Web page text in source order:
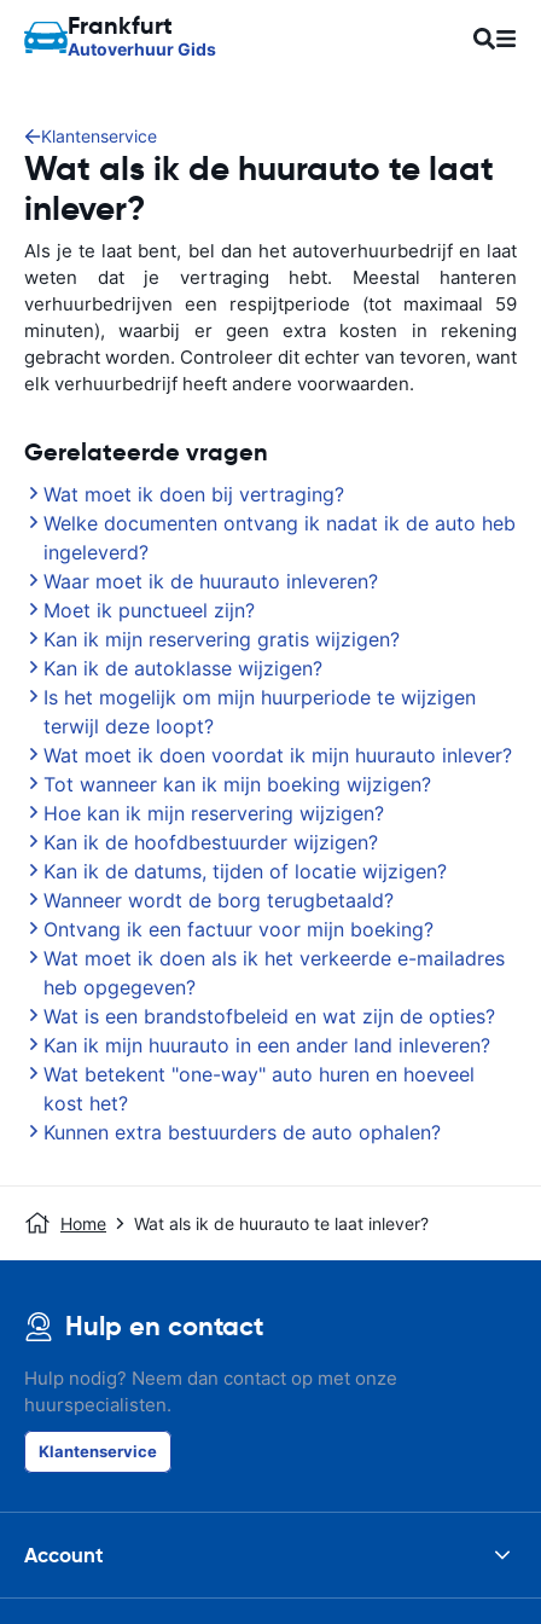
Frankfurt
Autoverhuur Gids
Klantenservice
Wat als ik de huurauto te laat
inlever?
Als je te laat bent, bel dan het autoverhuurbedrijf en laat
weten dat je vertraging hebt. Meestal hanteren
verhuurbedrijven een respijtperiode (tot maximaal 59
minuten), waarbij er geen extra kosten in rekening
gebracht worden. Controleer dit echter van tevoren, want
elk verhuurbedrijf heeft andere voorwaarden.
Gerelateerde vragen
Wat moet ik doen bij vertraging?
Welke documenten ontvang ik nadat ik de auto heb
ingeleverd?
Waar moet ik de huurauto inleveren?
Moet ik punctueel zijn?
Kan ik mijn reservering gratis wijzigen?
Kan ik de autoklasse wijzigen?
Is het mogelijk om mijn huurperiode te wijzigen
terwijl deze loopt?
Wat moet ik doen voordat ik mijn huurauto inlever?
Tot wanneer kan ik mijn boeking wijzigen?
Hoe kan ik mijn reservering wijzigen?
Kan ik de hoofdbestuurder wijzigen?
Kan ik de datums, tijden of locatie wijzigen?
Wanneer wordt de borg terugbetaald?
Ontvang ik een factuur voor mijn boeking?
Wat moet ik doen als ik het verkeerde e-mailadres
heb opgegeven?
Wat is een brandstofbeleid en wat zijn de opties?
Kan ik mijn huurauto in een ander land inleveren?
Wat betekent "one-way" auto huren en hoeveel
kost het?
Kunnen extra bestuurders de auto ophalen?
Home Wat als ik de huurauto te laat inlever?
Hulp en contact
Hulp nodig? Neem dan contact op met onze
huurspecialisten.
Klantenservice
Account